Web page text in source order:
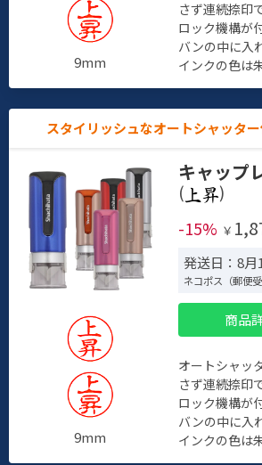
9mm
さず連続捺印
ロック機構が
バンの中に入
インクの色は
スタイリッシュなオートシャッター
9mm
キャップ
(
)
-15% ￥
発送日：8月
ネコポス（郵便
商品
オートシャッ
さず連続捺印
ロック機構が
バンの中に入
インクの色は